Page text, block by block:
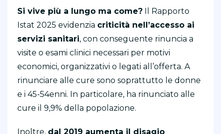
Si vive più a lungo ma come? Il Rapporto
Istat 2025 evidenzia criticità nell’accesso ai
servizi sanitari, con conseguente rinuncia a
visite o esami clinici necessari per motivi
economici, organizzativi o legati all’offerta. A
rinunciare alle cure sono soprattutto le donne
e i 45-54enni. In particolare, ha rinunciato alle
cure il 9,9% della popolazione.
Inoltre, dal 2019 aumenta il disagio